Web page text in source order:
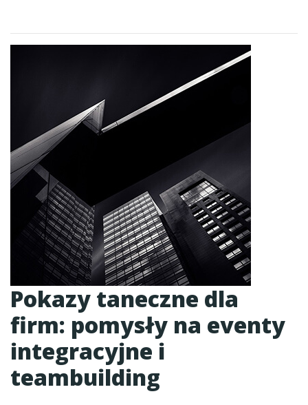
Pokazy taneczne dla
firm: pomysły na eventy
integracyjne i
teambuilding